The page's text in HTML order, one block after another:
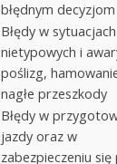
błędnym decyzjom
Błędy w sytuacjach
nietypowych i
poślizg,
nagłe przeszkody
Błędy w
jazdy oraz w
zabezpieczeniu się